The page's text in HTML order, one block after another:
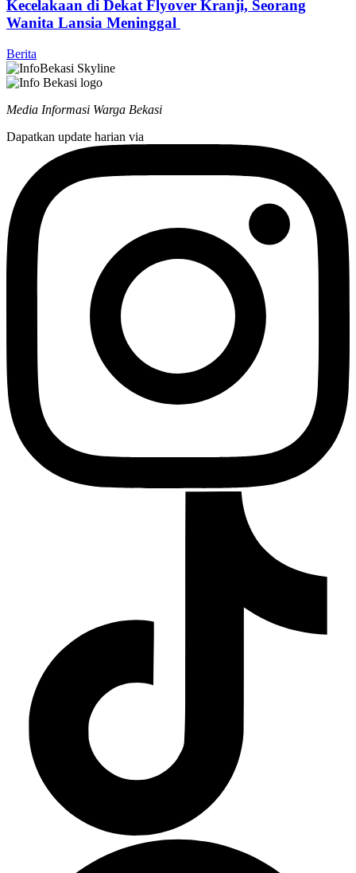
Kecelakaan di Dekat Flyover Kranji, Seorang
Wanita Lansia Meninggal
Berita
Media Informasi Warga Bekasi
Dapatkan update harian via